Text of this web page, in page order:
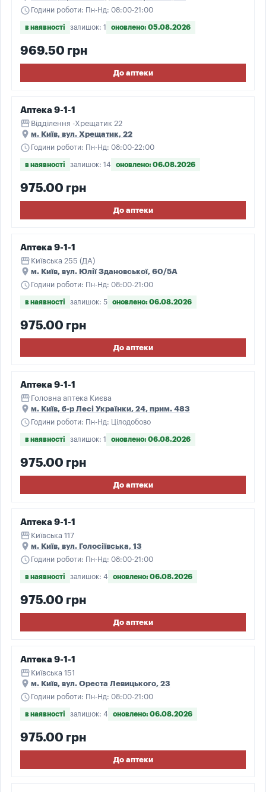
schedule Години роботи: Пн-Нд: 08:00-21:00
в наявності залишок: 1 оновлено: 05.08.2026
969.50 грн
До аптеки
Аптека 9-1-1
storefront Відділення -Хрещатик 22
place м. Київ, вул. Хрещатик, 22
schedule Години роботи: Пн-Нд: 08:00-22:00
в наявності залишок: 14 оновлено: 06.08.2026
975.00 грн
До аптеки
Аптека 9-1-1
storefront Київська 255 (ДА)
place м. Київ, вул. Юлії Здановської, 60/5А
schedule Години роботи: Пн-Нд: 08:00-21:00
в наявності залишок: 5 оновлено: 06.08.2026
975.00 грн
До аптеки
Аптека 9-1-1
storefront Головна аптека Києва
place м. Київ, б-р Лесі Українки, 24, прим. 483
schedule Години роботи: Пн-Нд: Цілодобово
в наявності залишок: 1 оновлено: 06.08.2026
975.00 грн
До аптеки
Аптека 9-1-1
storefront Київська 117
place м. Київ, вул. Голосіївська, 13
schedule Години роботи: Пн-Нд: 08:00-21:00
в наявності залишок: 4 оновлено: 06.08.2026
975.00 грн
До аптеки
Аптека 9-1-1
storefront Київська 151
place м. Київ, вул. Ореста Левицького, 23
schedule Години роботи: Пн-Нд: 08:00-21:00
в наявності залишок: 4 оновлено: 06.08.2026
975.00 грн
До аптеки